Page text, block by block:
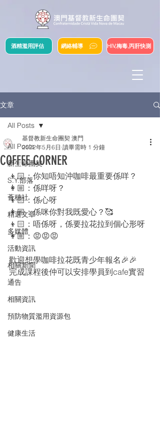
網絡輔導
酒精濫用評估 HIV,梅毒,丙肝快測
文章
All Posts
新生命團契
S.Y.部落
薈穗社
精選文章
多媒體
活動資訊
相關新聞
通告
相關資訊
預防物質濫用資源包
健康生活
All Posts
COFFEE CORNER
基督教新生命團契 澳門
2022年5月6日 讀畢需時 1 分鐘
👦🏻：你知唔知沖咖啡最重要係咩？
👩🏼：係咩呀？
👦🏻：係心呀
👩🏼：係咪你對我既愛心？🥰
👦🏻：唔係呀，係要拉花拉到個心形呀
👩🏼：😡😡😡
歡迎想學咖啡拉花既青少年報名🎉🎉
完成課程後仲可以安排學員到cafe實習